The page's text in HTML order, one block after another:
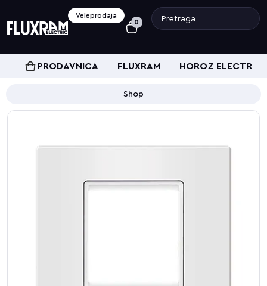
Veleprodaja
0
PRODAVNICA FLUXRAM HOROZ ELECTRIC
Shop